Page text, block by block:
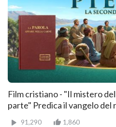
Film cristiano - "Il mistero
parte" Predica il vangelo del
91,290 1,860